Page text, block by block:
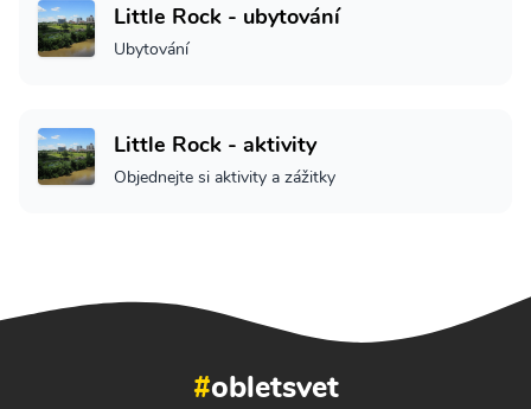
Little Rock - ubytování
Ubytování
Little Rock - aktivity
Objednejte si aktivity a zážitky
#obletsvet